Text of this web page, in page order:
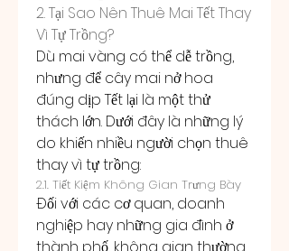
2. Tại Sao Nên Thuê Mai Tết Thay
Vì Tự Trồng?
Dù mai vàng có thể dễ trồng,
nhưng để cây mai nở hoa
đúng dịp Tết lại là một thử
thách lớn. Dưới đây là những lý
do khiến nhiều người chọn thuê
thay vì tự trồng:
2.1. Tiết Kiệm Không Gian Trưng Bày
Đối với các cơ quan, doanh
nghiệp hay những gia đình ở